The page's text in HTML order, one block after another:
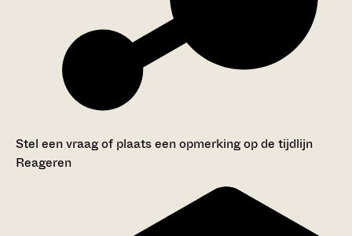
Stel een vraag of plaats een opmerking op de tijdlijn
Reageren